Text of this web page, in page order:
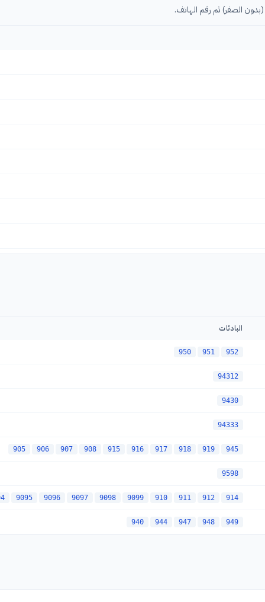
البادئات
950 951 952
94312
9430
94333
905 906 907 908 915 916 917 918 919 945
9598
9095 9096 9097 9098 9099 910 911 912 914
940 944 947 948 949